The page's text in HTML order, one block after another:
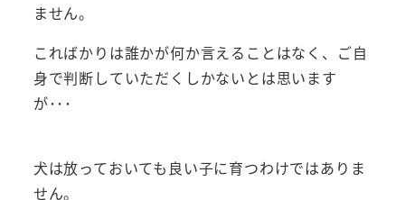
ません。
こればかりは誰かが何か言えることはなく、ご自
身で判断していただくしかないとは思います
が･･･
犬は放っておいても良い子に育つわけではありま
せん。